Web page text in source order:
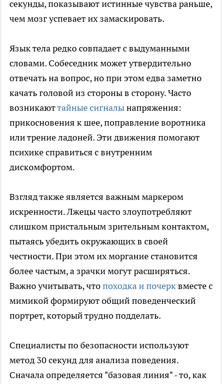
секунды, показывают истинные чувства раньше,
чем мозг успевает их замаскировать.
Язык тела редко совпадает с выдуманными
словами. Собеседник может утвердительно
отвечать на вопрос, но при этом едва заметно
качать головой из стороны в сторону. Часто
возникаюттайные сигналынапряжения:
прикосновения к шее, поправление воротника
или трение ладоней. Эти движения помогают
психике справиться с внутренним
дискомфортом.
Взгляд также является важным маркером
искренности. Лжецы часто злоупотребляют
слишком пристальным зрительным контактом,
пытаясь убедить окружающих в своей
честности. При этом их моргание становится
более частым, а зрачки могут расширяться.
Важно учитывать, чтопоходка и почерквместе с
мимикой формируют общий поведенческий
портрет, который трудно подделать.
Специалисты по безопасности используют
метод 30 секунд для анализа поведения.
Сначала определяется "базовая линия" - то, как